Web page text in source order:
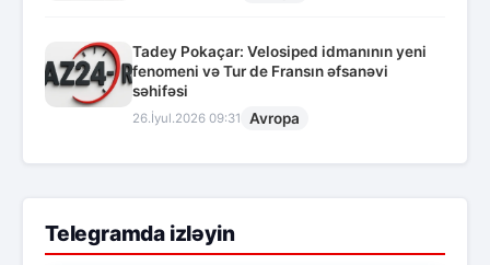
Tadey Pokaçar: Velosiped idmanının yeni
fenomeni və Tur de Fransın əfsanəvi
səhifəsi
26.İyul.2026 09:31 Avropa
Telegramda izləyin